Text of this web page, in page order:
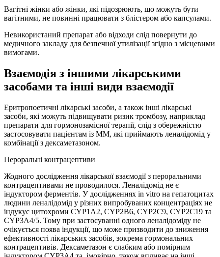
Вагітні жінки або жінки, які підозрюють, що можуть бути
вагітними, не повинні працювати з блістером або капсулами.
Невикористаний препарат або відходи слід повернути до
медичного закладу для безпечної утилізації згідно з місцевими
вимогами.
Взаємодія з іншими лікарськими
засобами та інші види взаємодії
Еритропоетичні лікарські засоби, а також інші лікарські
засоби, які можуть підвищувати ризик тромбозу, наприклад
препарати для гормонозамісної терапії, слід з обережністю
застосовувати пацієнтам із ММ, які приймають леналідомід у
комбінації з дексаметазоном.
Пероральні контрацептиви
Жодного дослідження лікарської взаємодії з пероральними
контрацептивами не проводилося. Леналідомід не є
індуктором ферментів. У дослідженнях in vitro на гепатоцитах
людини леналідомід у різних випробуваних концентраціях не
індукує цитохроми CYP1A2, CYP2B6, CYP2C9, CYP2C19 та
CYP3A4/5. Тому при застосуванні одного леналідоміду не
очікується поява індукції, що може призводити до зниження
ефективності лікарських засобів, зокрема гормональних
контрацептивів. Дексаметазон є слабким або помірним